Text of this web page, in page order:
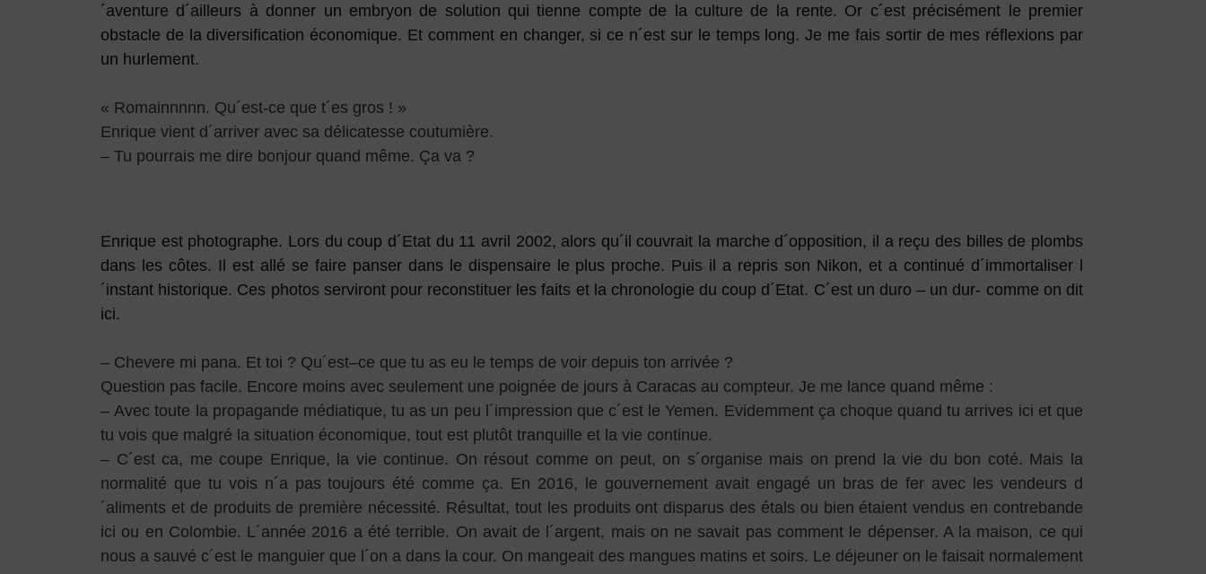
´aventure d´ailleurs à donner un embryon de solution qui tienne compte de la culture de la rente. Or c´est précisément le premier
obstacle de la diversification économique. Et comment en changer, si ce n´est sur le temps long. Je me fais sortir de mes réflexions par
un hurlement.
« Romainnnnn. Qu´est-ce que t´es gros ! »
Enrique vient d´arriver avec sa délicatesse coutumière.
– Tu pourrais me dire bonjour quand même. Ça va ?
Enrique est photographe. Lors du coup d´Etat du 11 avril 2002, alors qu´il couvrait la marche d´opposition, il a reçu des billes de plombs
dans les côtes. Il est allé se faire panser dans le dispensaire le plus proche. Puis il a repris son Nikon, et a continué d´immortaliser l
´instant historique. Ces photos serviront pour reconstituer les faits et la chronologie du coup d´Etat. C´est un duro – un dur- comme on dit
ici.
– Chevere mi pana. Et toi ? Qu´est–ce que tu as eu le temps de voir depuis ton arrivée ?
Question pas facile. Encore moins avec seulement une poignée de jours à Caracas au compteur. Je me lance quand même :
– Avec toute la propagande médiatique, tu as un peu l´impression que c´est le Yemen. Evidemment ça choque quand tu arrives ici et que
tu vois que malgré la situation économique, tout est plutôt tranquille et la vie continue.
– C´est ca, me coupe Enrique, la vie continue. On résout comme on peut, on s´organise mais on prend la vie du bon coté. Mais la
normalité que tu vois n´a pas toujours été comme ça. En 2016, le gouvernement avait engagé un bras de fer avec les vendeurs d
´aliments et de produits de première nécessité. Résultat, tout les produits ont disparus des étals ou bien étaient vendus en contrebande
ici ou en Colombie. L´année 2016 a été terrible. On avait de l´argent, mais on ne savait pas comment le dépenser. A la maison, ce qui
nous a sauvé c´est le manguier que l´on a dans la cour. On mangeait des mangues matins et soirs. Le déjeuner on le faisait normalement